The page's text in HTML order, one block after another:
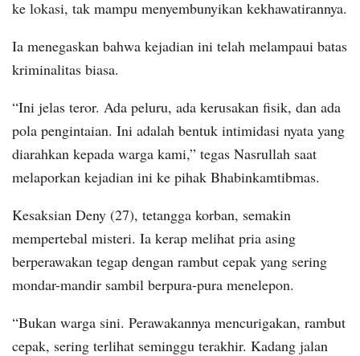
ke lokasi, tak mampu menyembunyikan kekhawatirannya.
Ia menegaskan bahwa kejadian ini telah melampaui batas
kriminalitas biasa.
“Ini jelas teror. Ada peluru, ada kerusakan fisik, dan ada
pola pengintaian. Ini adalah bentuk intimidasi nyata yang
diarahkan kepada warga kami,” tegas Nasrullah saat
melaporkan kejadian ini ke pihak Bhabinkamtibmas.
Kesaksian Deny (27), tetangga korban, semakin
mempertebal misteri. Ia kerap melihat pria asing
berperawakan tegap dengan rambut cepak yang sering
mondar-mandir sambil berpura-pura menelepon.
“Bukan warga sini. Perawakannya mencurigakan, rambut
cepak, sering terlihat seminggu terakhir. Kadang jalan